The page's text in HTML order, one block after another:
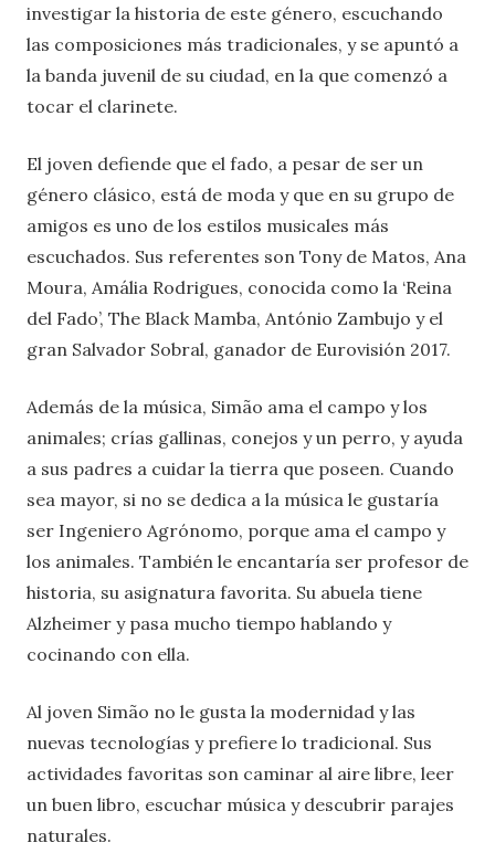
investigar la historia de este género, escuchando
las composiciones más tradicionales, y se apuntó a
la banda juvenil de su ciudad, en la que comenzó a
tocar el clarinete.
El joven defiende que el fado, a pesar de ser un
género clásico, está de moda y que en su grupo de
amigos es uno de los estilos musicales más
escuchados. Sus referentes son Tony de Matos, Ana
Moura, Amália Rodrigues, conocida como la ‘Reina
del Fado’, The Black Mamba, António Zambujo y el
gran Salvador Sobral, ganador de Eurovisión 2017.
Además de la música, Simão ama el campo y los
animales; crías gallinas, conejos y un perro, y ayuda
a sus padres a cuidar la tierra que poseen. Cuando
sea mayor, si no se dedica a la música le gustaría
ser Ingeniero Agrónomo, porque ama el campo y
los animales. También le encantaría ser profesor de
historia, su asignatura favorita. Su abuela tiene
Alzheimer y pasa mucho tiempo hablando y
cocinando con ella.
Al joven Simão no le gusta la modernidad y las
nuevas tecnologías y prefiere lo tradicional. Sus
actividades favoritas son caminar al aire libre, leer
un buen libro, escuchar música y descubrir parajes
naturales.